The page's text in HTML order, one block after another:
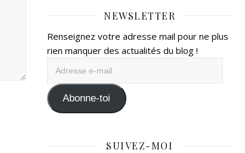
NEWSLETTER
Renseignez votre adresse mail pour ne plus
rien manquer des actualités du blog !
mail Abonne-toi
SUIVEZ-MOI